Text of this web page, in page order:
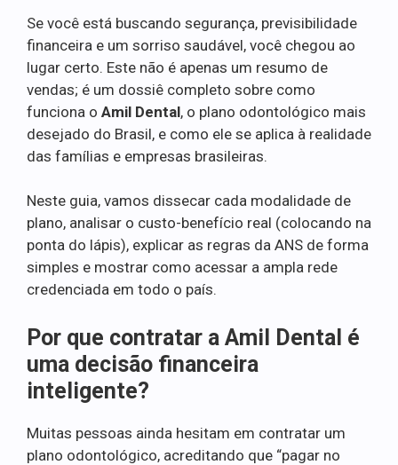
Se você está buscando segurança, previsibilidade
financeira e um sorriso saudável, você chegou ao
lugar certo. Este não é apenas um resumo de
vendas; é um dossiê completo sobre como
funciona o Amil Dental, o plano odontológico mais
desejado do Brasil, e como ele se aplica à realidade
das famílias e empresas brasileiras.
Neste guia, vamos dissecar cada modalidade de
plano, analisar o custo-benefício real (colocando na
ponta do lápis), explicar as regras da ANS de forma
simples e mostrar como acessar a ampla rede
credenciada em todo o país.
Por que contratar a Amil Dental é
uma decisão financeira
inteligente?
Muitas pessoas ainda hesitam em contratar um
plano odontológico, acreditando que “pagar no